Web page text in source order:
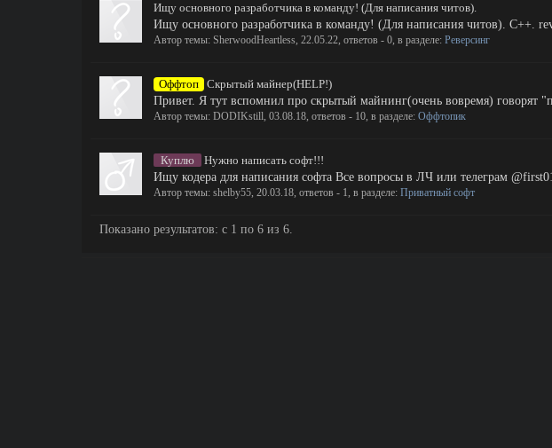
Ищу основного разработчика в команду! (Для написания читов).
Ищу основного разработчика в команду! (Для написания читов). C++.
Автор темы: SherwoodHeartless, 22.05.22, ответов - 0, в разделе: Реверсинг
Оффтоп Скрытый майнер(HELP!)
Привет. Я тут вспомнил про скрытый майнинг(очень вовремя) говорят
Автор темы: DODIKstill, 03.08.18, ответов - 10, в разделе: Оффтопик
Куплю
Нужно написать софт!!!
Ищу кодера для написания софта Все вопросы в ЛЧ или телеграм
Автор темы: shelby55, 20.03.18, ответов - 1, в разделе: Приватный софт
Показано результатов: с 1 по 6 из 6.